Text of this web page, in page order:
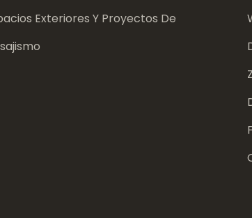
Exteriores Y Proyectos De